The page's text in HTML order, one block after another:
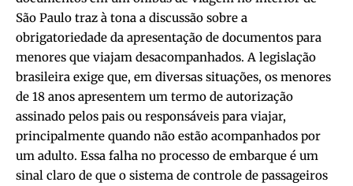
São Paulo traz à tona a discussão sobre a
obrigatoriedade da apresentação de documentos para
menores que viajam desacompanhados. A legislação
brasileira exige que, em diversas situações, os menores
de 18 anos apresentem um termo de autorização
assinado pelos pais ou responsáveis para viajar,
principalmente quando não estão acompanhados por
um adulto. Essa falha no processo de embarque é um
sinal claro de que o sistema de controle de passageiros